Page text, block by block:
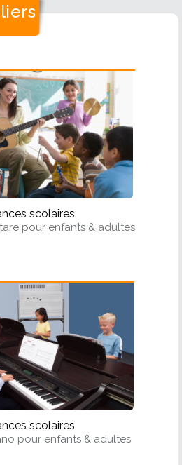
scolaires
pour enfants & adultes
scolaires
pour enfants & adultes